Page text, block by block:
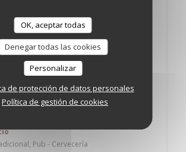
OK, aceptar todas
Denegar todas las cookies
Personalizar
de protección de datos personales
Política de gestión de cookies
45 RUE CAUMARTIN
18:30 - 00:00
18:30 - 23:00
Pub - Cervecería